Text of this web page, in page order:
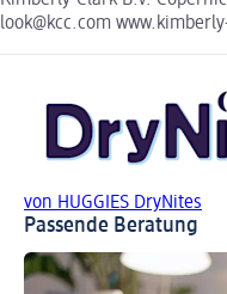
look@kcc.com
von HUGGIES DryNites
Passende Beratung